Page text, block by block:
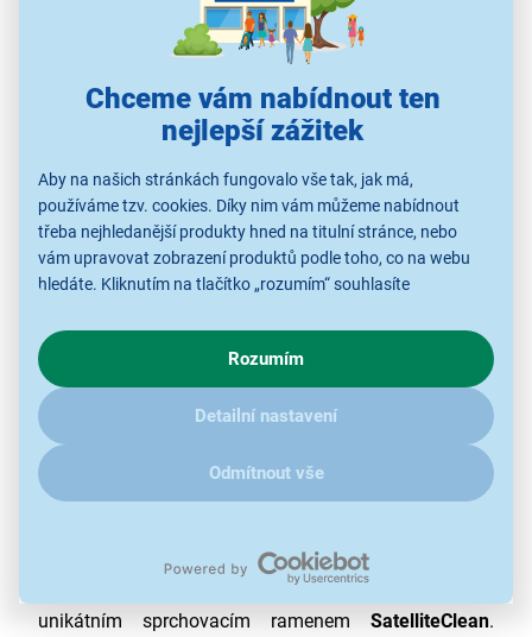
Chceme vám nabídnout ten
nejlepší zážitek
Aby na našich stránkách fungovalo vše tak, jak má,
používáme tzv. cookies. Díky nim vám můžeme nabídnout
třeba nejhledanější produkty hned na titulní stránce, nebo
vám upravovat zobrazení produktů podle toho, co na webu
hledáte. Kliknutím na tlačítko „rozumím“ souhlasíte
chování na webu pro zobrazení cílených reklam. Pokud vás
zajímají detaily, jak u nás s cookies a dalšími údaji pracujeme,
kliknětesem.
Rozumím
Detailní nastavení
Odmítnout vše
zásuvka MaxiFlex a koš QuickLift
inteligentní cyklus Auto Sense
intuitivní ovládání QuickSelect
technologie AirDry
energetická třída D
Vestavná myčka nádobí Electrolux EEM63310L v
pro 10 sad nádobí je vybavena
unikátním sprchovacím ramenem SatelliteClean.